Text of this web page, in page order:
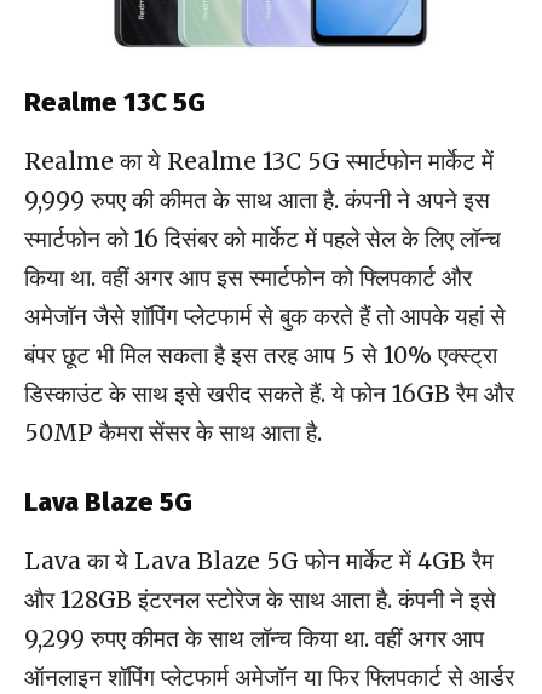
Realme 13C 5G
Realme का ये Realme 13C 5G स्मार्टफोन मार्केट में
9,999 रुपए की कीमत के साथ आता है. कंपनी ने अपने इस
स्मार्टफोन को 16 दिसंबर को मार्केट में पहले सेल के लिए लॉन्च
किया था. वहीं अगर आप इस स्मार्टफोन को फ्लिपकार्ट और
अमेजॉन जैसे शॉपिंग प्लेटफार्म से बुक करते हैं तो आपके यहां से
बंपर छूट भी मिल सकता है इस तरह आप 5 से 10% एक्स्ट्रा
डिस्काउंट के साथ इसे खरीद सकते हैं. ये फोन 16GB रैम और
50MP कैमरा सेंसर के साथ आता है.
Lava Blaze 5G
Lava का ये Lava Blaze 5G फोन मार्केट में 4GB रैम
और 128GB इंटरनल स्टोरेज के साथ आता है. कंपनी ने इसे
9,299 रुपए कीमत के साथ लॉन्च किया था. वहीं अगर आप
ऑनलाइन शॉपिंग प्लेटफार्म अमेजॉन या फिर फ्लिपकार्ट से आर्डर